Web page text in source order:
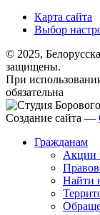
Карта сайта
Выбор
© 2025,
защищены.
При
обязательна
Создание сайта —
Гражданам
Акции
Найти